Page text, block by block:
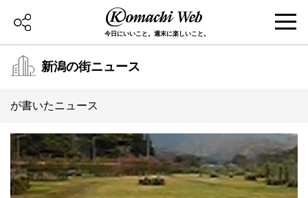
今日にいいこと。週末に楽しいこと。
新潟の街ニュース
が書いたニュース